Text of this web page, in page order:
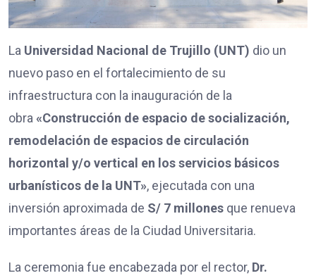
La Universidad Nacional de Trujillo (UNT) dio un
nuevo paso en el fortalecimiento de su
infraestructura con la inauguración de la
obra«Construcción de espacio de socialización,
remodelación de espacios de circulación
horizontal y/o vertical en los servicios básicos
urbanísticos de la UNT», ejecutada con una
inversión aproximada de S/ 7 millones que renueva
importantes áreas de la Ciudad Universitaria.
La ceremonia fue encabezada por el rector, Dr.